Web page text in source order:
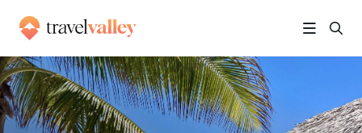
Home » Een cruise door de Oostelijke Caribbean: dit zijn de vier mooiste eilanden!